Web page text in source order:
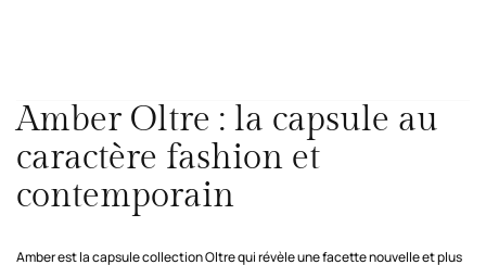
Amber Oltre : la capsule au
caractère fashion et
contemporain
Amber est la capsule collection Oltre qui révèle une facette nouvelle et plus